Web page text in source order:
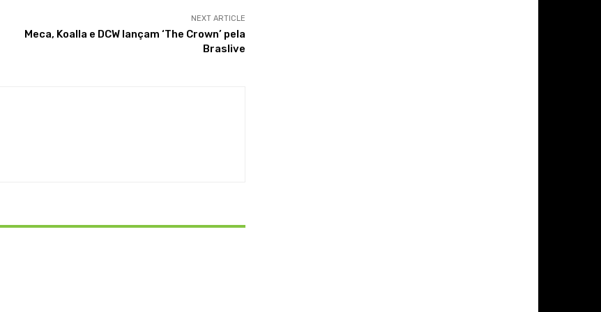
NEXT ARTICLE
Meca, Koalla e DCW lançam ‘The Crown’ pela
Braslive